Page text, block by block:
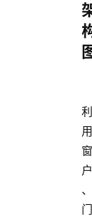
利
用
窗
户
、
门